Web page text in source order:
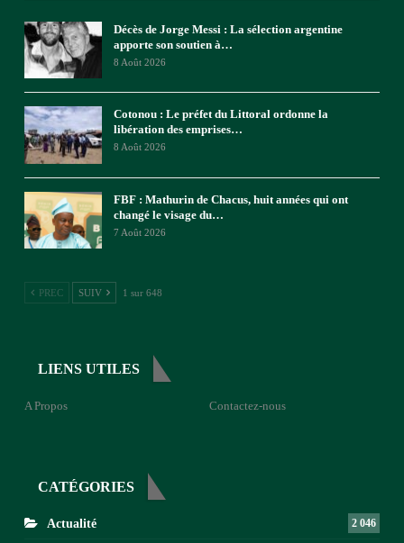
Décès de Jorge Messi : La sélection argentine
apporte son soutien à…
8 Août 2026
Cotonou : Le préfet du Littoral ordonne la
libération des emprises…
8 Août 2026
FBF : Mathurin de Chacus, huit années qui ont
changé le visage du…
7 Août 2026
PREC SUIV 1 sur 648
LIENS UTILES
A Propos Contactez-nous
CATÉGORIES
Actualité 2 046